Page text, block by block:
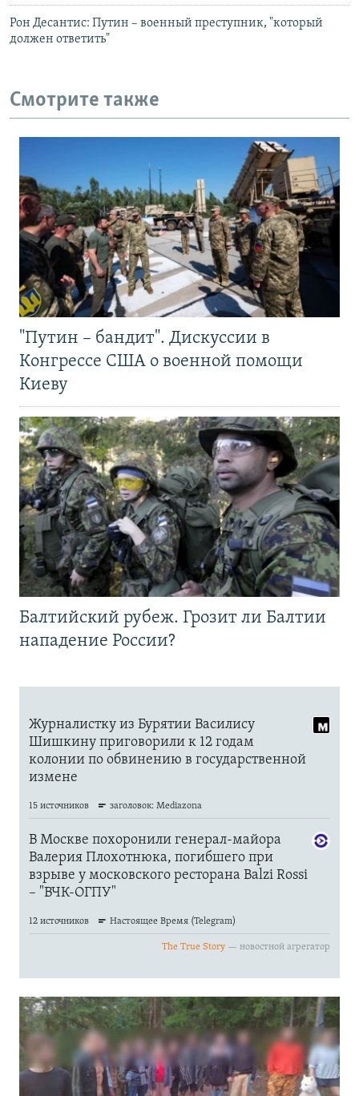
Рон Десантис: Путин – военный преступник, "который
должен ответить"
Смотрите также
"Путин – бандит". Дискуссии в
Конгрессе США о военной помощи
Киеву
Балтийский рубеж. Грозит ли Балтии
нападение России?